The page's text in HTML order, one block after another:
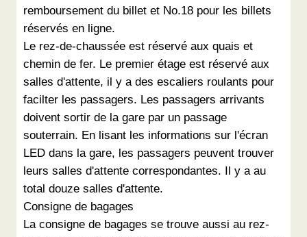
remboursement du billet et No.18 pour les billets
réservés en ligne.
Le rez-de-chaussée est réservé aux quais et
chemin de fer. Le premier étage est réservé aux
salles d'attente, il y a des escaliers roulants pour
facilter les passagers. Les passagers arrivants
doivent sortir de la gare par un passage
souterrain. En lisant les informations sur l'écran
LED dans la gare, les passagers peuvent trouver
leurs salles d'attente correspondantes. Il y a au
total douze salles d'attente.
Consigne de bagages
La consigne de bagages se trouve aussi au rez-